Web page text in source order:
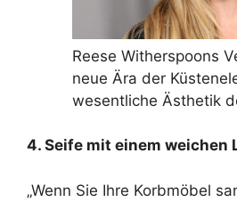
Reese Witherspoons
neue Ära der
wesentliche Ästhetik
4. Seife mit einem weichen
„Wenn Sie Ihre Korbmöbel